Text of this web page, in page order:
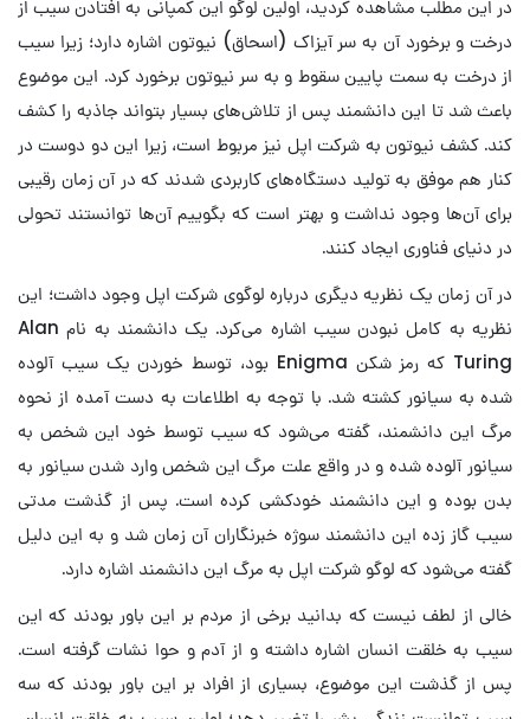
در این مطلب مشاهده کردید، اولین لوگو این کمپانی به افتادن سیب از
درخت و برخورد آن به سر آیزاک (اسحاق) نیوتون اشاره دارد؛ زیرا سیب
از درخت به سمت پایین سقوط و به سر نیوتون برخورد کرد. این موضوع
باعث شد تا این دانشمند پس از تلاش‌های بسیار بتواند جاذبه را کشف
کند. کشف نیوتون به شرکت اپل نیز مربوط است، زیرا این دو دوست در
کنار هم موفق به تولید دستگاه‌های کاربردی شدند که در آن زمان رقیبی
برای آن‌ها وجود نداشت و بهتر است که بگوییم آن‌ها توانستند تحولی
در دنیای فناوری ایجاد کنند.
در آن زمان یک نظریه دیگری درباره لوگوی شرکت اپل وجود داشت؛ این
نظریه به کامل نبودن سیب اشاره می‌کرد. یک دانشمند به نام Alan
Turing که رمز شکن Enigma بود، توسط خوردن یک سیب آلوده
شده به سیانور کشته شد. با توجه به اطلاعات به دست آمده از نحوه
مرگ این دانشمند، گفته می‌شود که سیب توسط خود این شخص به
سیانور آلوده شده و در واقع علت مرگ این شخص وارد شدن سیانور به
بدن بوده و این دانشمند خودکشی کرده است. پس از گذشت مدتی
سیب گاز زده این دانشمند سوژه خبرنگاران آن زمان شد و به این دلیل
گفته می‌شود که لوگو شرکت اپل به مرگ این دانشمند اشاره دارد.
خالی از لطف نیست که بدانید برخی از مردم بر این باور بودند که این
سیب به خلقت انسان اشاره داشته و از آدم و حوا نشات گرفته است.
پس از گذشت این موضوع، بسیاری از افراد بر این باور بودند که سه